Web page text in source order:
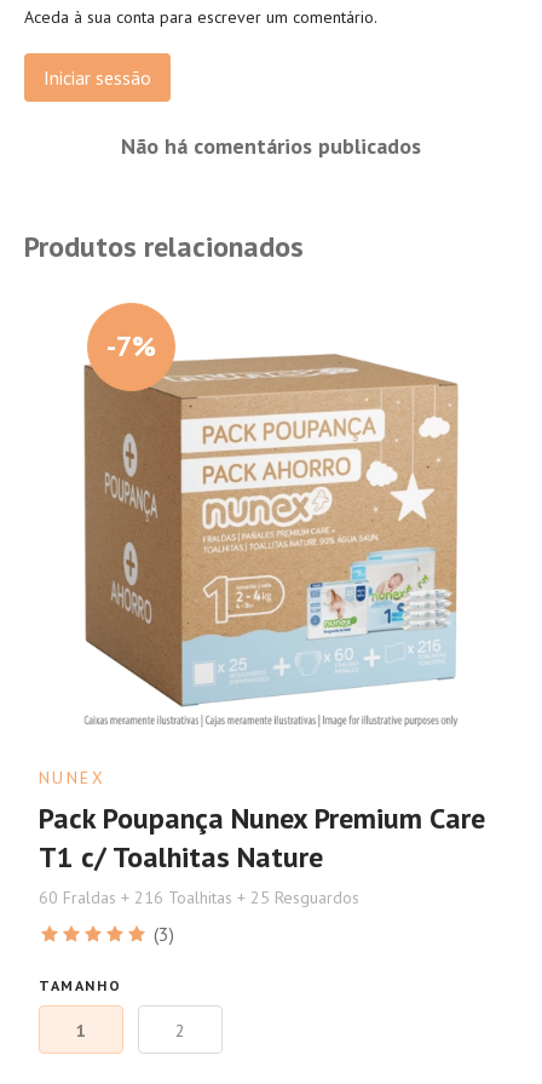
Aceda à sua conta para escrever um comentário.
Iniciar sessão
Não há comentários publicados
Produtos relacionados
-7%
NUNEX
Pack Poupança Nunex Premium Care
T1 c/ Toalhitas Nature
60 Fraldas + 216 Toalhitas + 25 Resguardos
(3)
TAMANHO
1 2